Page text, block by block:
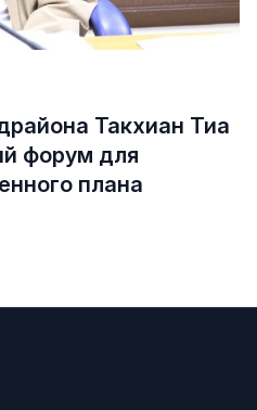
Такхиан Тиа
форум для
плана